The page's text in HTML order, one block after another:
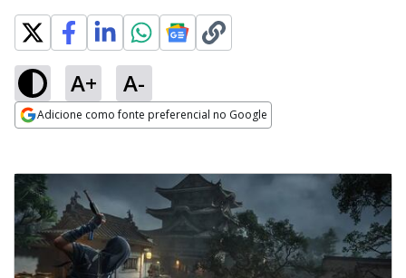
A+ A-
Adicione como fonte preferencial no Google